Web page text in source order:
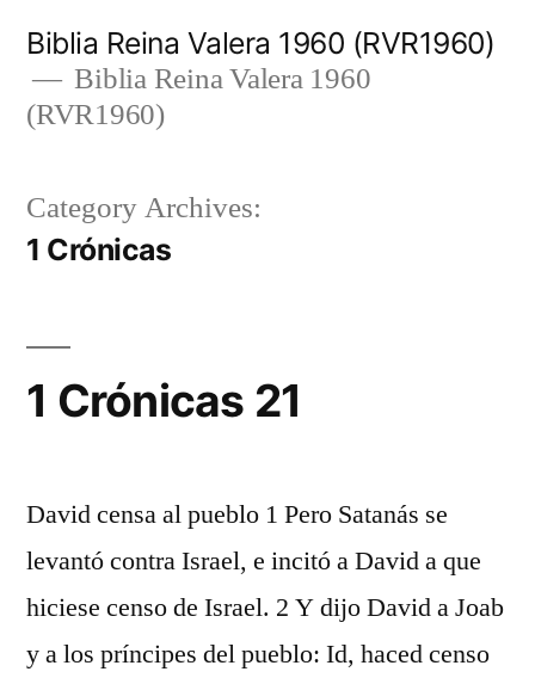
content
Biblia Reina Valera 1960 (RVR1960)
Biblia Reina Valera 1960
(RVR1960)
Category Archives:
1 Crónicas
1 Crónicas 21
David censa al pueblo 1 Pero Satanás se
levantó contra Israel, e incitó a David a que
hiciese censo de Israel. 2 Y dijo David a Joab
y a los príncipes del pueblo: Id, haced censo